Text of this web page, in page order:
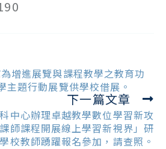
增進展覽與課程教學之教育功
主題行動展覽供學校借展。
下一篇文章
中心辦理卓越教學數位學習新攻
師課程開展線上學習新視界」研
校教師踴躍報名參加，請查照。